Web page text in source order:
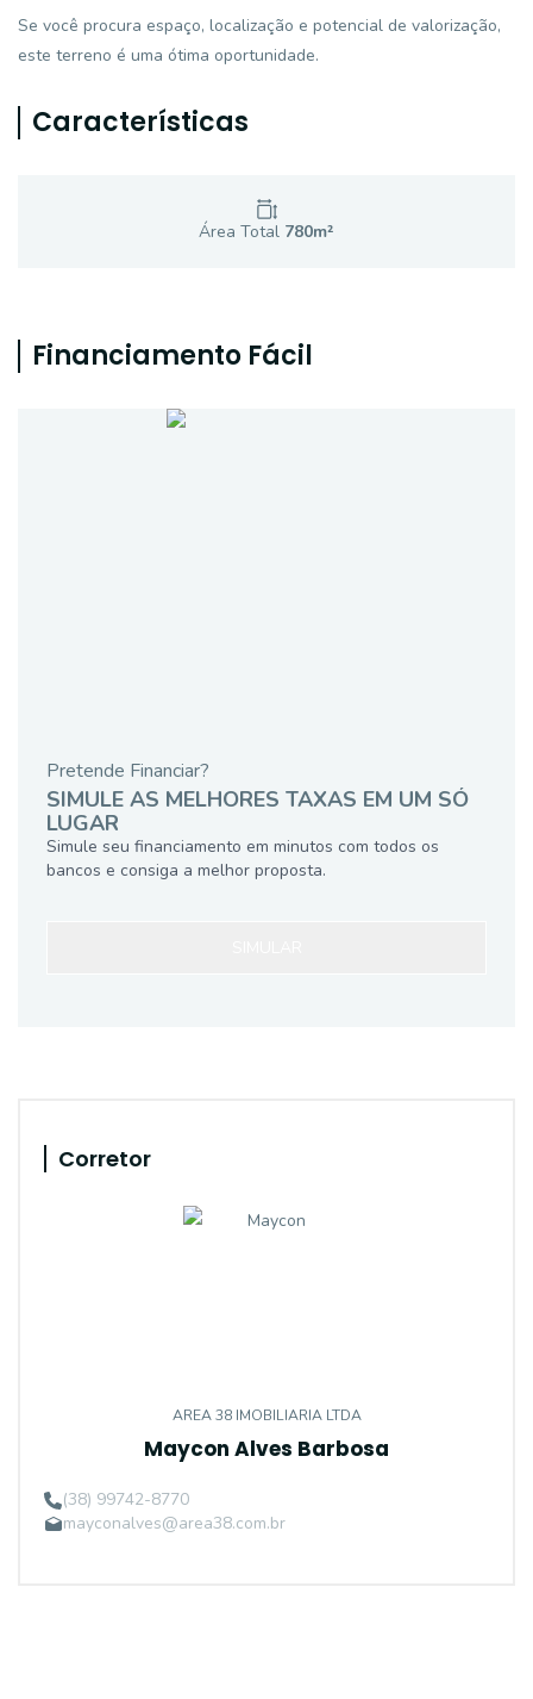
Se você procura espaço, localização e potencial de valorização,
este terreno é uma ótima oportunidade.
Características
Área Total 780m²
Financiamento Fácil
Pretende Financiar?
SIMULE AS MELHORES TAXAS EM UM SÓ
LUGAR
Simule seu financiamento em minutos com todos os
bancos e consiga a melhor proposta.
Corretor
AREA 38 IMOBILIARIA LTDA
Maycon Alves Barbosa
(38) 99742-8770
mayconalves@area38.com.br